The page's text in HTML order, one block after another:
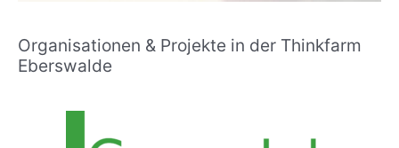
Organisationen & Projekte in der Thinkfarm
Eberswalde